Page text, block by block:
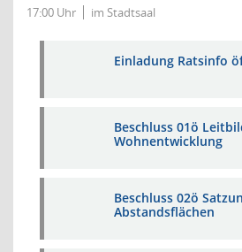
17:00 Uhr im Stadtsaal
Einladung Ratsinfo
Beschluss 01ö
Wohnentwicklung
Beschluss 02ö
Abstandsflächen